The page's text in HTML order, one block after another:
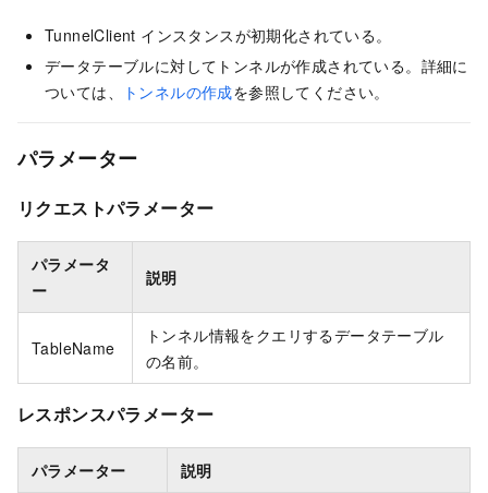
TunnelClient インスタンスが初期化されている。
データテーブルに対してトンネルが作成されている。詳細に
ついては、
トンネルの作成を参照してください。
パラメーター
リクエストパラメーター
パラメータ
ー
説明
TableName
トンネル情報をクエリするデータテーブル
の名前。
レスポンスパラメーター
パラメーター 説明